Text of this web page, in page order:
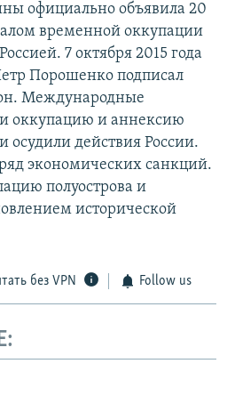
официально объявила 20
временной оккупации
7 октября 2015 года
Порошенко подписал
Международные
оккупацию и аннексию
действия России.
экономических санкций.
полуострова и
исторической
без VPN Follow us